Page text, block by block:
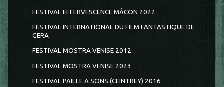
FESTIVAL EFFERVESCENCE MÂCON 2022
FESTIVAL INTERNATIONAL DU FILM FANTASTIQUE DE
GERA
FESTIVAL MOSTRA VENISE 2012
FESTIVAL MOSTRA VENISE 2023
FESTIVAL PAILLE A SONS (CEINTREY) 2016